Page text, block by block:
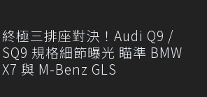
終極三排座對決！Audi Q9 /
SQ9 規格細節曝光 瞄準 BMW
X7 與 M-Benz GLS